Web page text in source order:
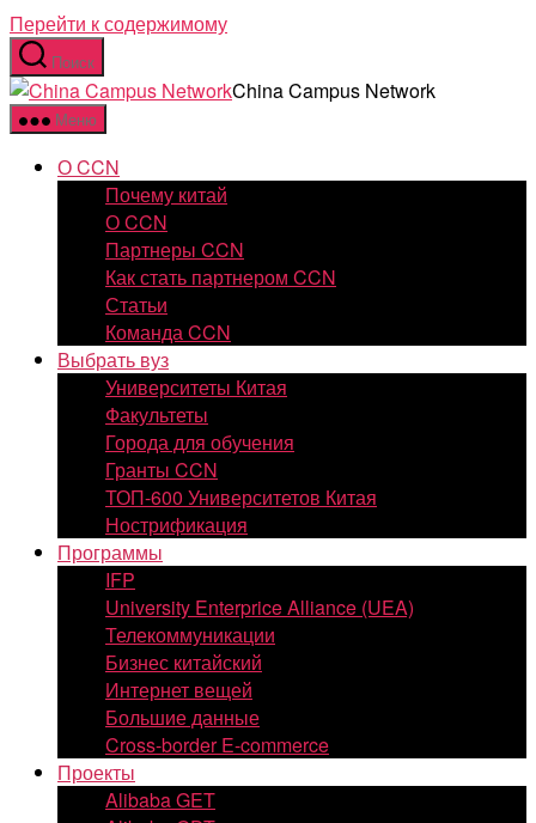
Перейти к содержимому
Поиск
China Campus Network
Меню
О CCN
Почему китай
О CCN
Партнеры CCN
Как стать партнером CCN
Статьи
Команда CCN
Выбрать вуз
Университеты Китая
Факультеты
Города для обучения
Гранты CCN
ТОП-600 Университетов Китая
Нострификация
Программы
IFP
University Enterprice Alliance (UEA)
Телекоммуникации
Бизнес китайский
Интернет вещей
Большие данные
Cross-border E-commerce
Проекты
Alibaba GET